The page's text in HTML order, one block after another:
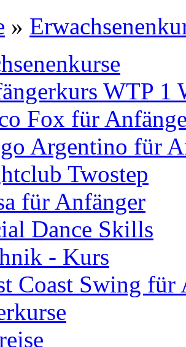
»
WTP 1
Fox für
Argentino für
Twostep
für Anfänger
Dance Skills
- Kurs
Coast Swing für